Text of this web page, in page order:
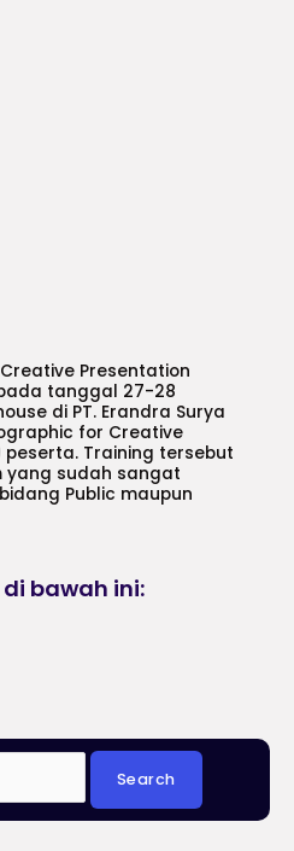
Presentation
tanggal 27-28
di PT. Erandra Surya
for Creative
peserta. Training tersebut
yang sudah sangat
Public maupun
bawah ini: